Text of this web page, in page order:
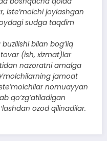
iste’molchi joylashgan
sudga taqdim
bilan bog‘liq
(ish, xizmat)lar
nazoratni amalga
jamoat
nomuayyan
qo‘zg‘atiladigan
ozod qilinadilar.